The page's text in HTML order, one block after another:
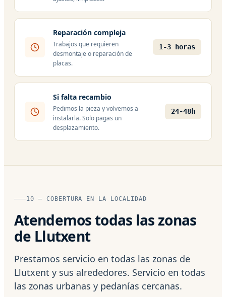
Reparación compleja
Trabajos que requieren
desmontaje o reparación de
placas.
1-3 horas
Si falta recambio
Pedimos la pieza y volvemos a
instalarla. Solo pagas un
desplazamiento.
24-48h
10 — COBERTURA EN LA LOCALIDAD
Atendemos todas las zonas
de Llutxent
Prestamos servicio en todas las zonas de
Llutxent y sus alrededores. Servicio en todas
las zonas urbanas y pedanías cercanas.